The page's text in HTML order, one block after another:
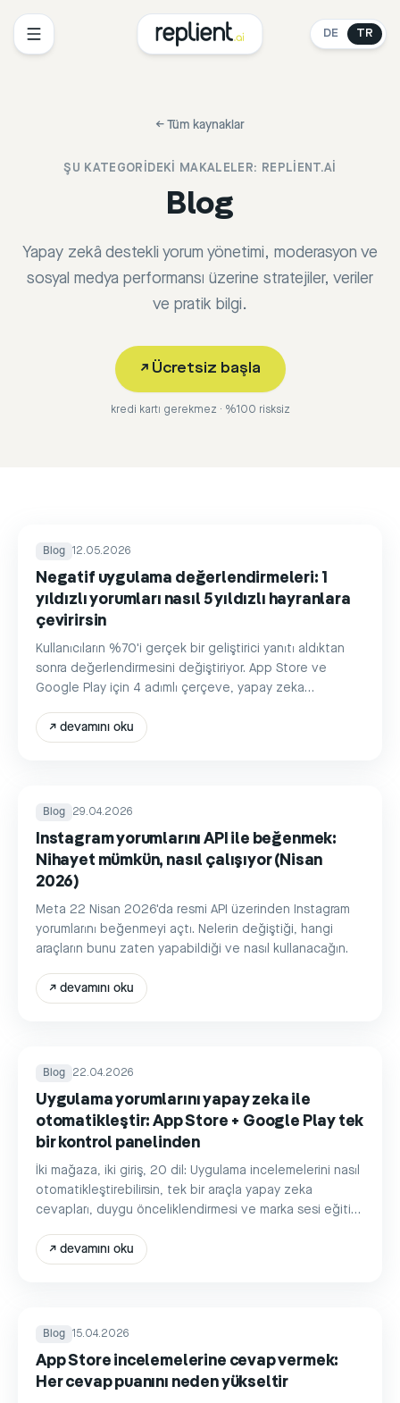
DE TR
←Tüm kaynaklar
ŞU KATEGORIDEKI MAKALELER: REPLIENT.AI
Blog
Yapay zekâ destekli yorum yönetimi, moderasyon ve
sosyal medya performansı üzerine stratejiler, veriler
ve pratik bilgi.
↗ Ücretsiz başla
kredi kartı gerekmez · %100 risksiz
Blog 12.05.2026
Negatif uygulama değerlendirmeleri: 1
yıldızlı yorumları nasıl 5 yıldızlı hayranlara
çevirirsin
Kullanıcıların %70'i gerçek bir geliştirici yanıtı aldıktan
sonra değerlendirmesini değiştiriyor. App Store ve
Google Play için 4 adımlı çerçeve, yapay zeka
↗ devamını oku
Blog 29.04.2026
Instagram yorumlarını API ile beğenmek:
Nihayet mümkün, nasıl çalışıyor (Nisan
2026)
Meta 22 Nisan 2026'da resmi API üzerinden Instagram
yorumlarını beğenmeyi açtı. Nelerin değiştiği, hangi
araçların bunu zaten yapabildiği ve nasıl kullanacağın.
↗ devamını oku
Blog 22.04.2026
Uygulama yorumlarını yapay zeka ile
otomatikleştir: App Store + Google Play tek
bir kontrol panelinden
İki mağaza, iki giriş, 20 dil: Uygulama incelemelerini nasıl
otomatikleştirebilirsin, tek bir araçla yapay zeka
cevapları, duygu önceliklendirmesi ve marka sesi eğitimi
↗ devamını oku
Blog 15.04.2026
App Store incelemelerine cevap vermek:
Her cevap puanını neden yükseltir